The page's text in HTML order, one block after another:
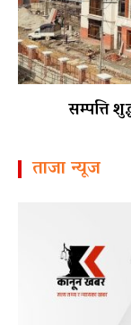
सम्पत्ति
ताजा न्यूज